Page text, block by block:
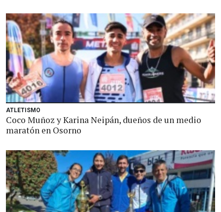
ATLETISMO
Coco Muñoz y Karina Neipán, dueños de un medio
maratón en Osorno